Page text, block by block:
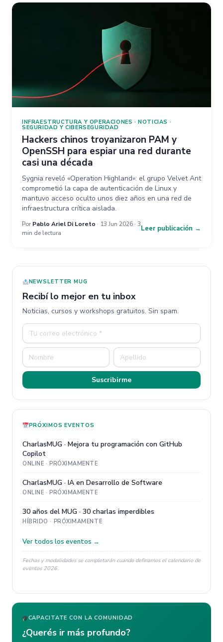
INFRAESTRUCTURA Y OPERACIONES ·NOTICIAS ·
SEGURIDAD Y CIBERSEGURIDAD
Hackers chinos troyanizaron PAM y
OpenSSH para espiar una red durante
casi una década
Sygnia reveló «Operation Highland»: el grupo Velvet Ant
comprometió la capa de autenticación de Linux y
mantuvo acceso oculto unos diez años en una red de
infraestructura crítica aislada.
Por Pablo Ariel Di Loreto · 13 Jun 2026 · 3
min de lectura
Leer publicación →
NEWSLETTER MUG
Recibí lo mejor en tu inbox
Noticias, cursos y workshops gratuitos. Sin spam.
Suscribirme
PRÓXIMOS EVENTOS
CharlasMUG · Mejora tu programación con GitHub
Copilot
ONLINE · PRÓXIMAMENTE
CharlasMUG · IA en Desarrollo de Software
ONLINE · PRÓXIMAMENTE
30 años del MUG · 30 charlas imperdibles
HÍBRIDO · PRÓXIMAMENTE
Ver todos los eventos →
Fechas y modalidades se completarán cuando definamos el calendario de
eventos 2026.
CAPACITATE CON LA COMUNIDAD
¿Querés ir más profundo?